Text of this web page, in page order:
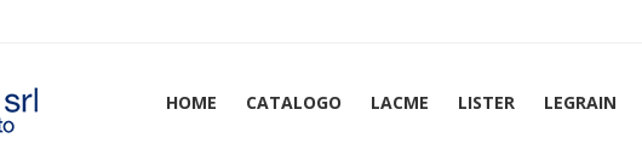
HOME CATALOGO LACME LISTER LEGRAIN